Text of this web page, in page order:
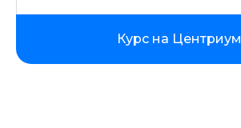
Курс на Центриум